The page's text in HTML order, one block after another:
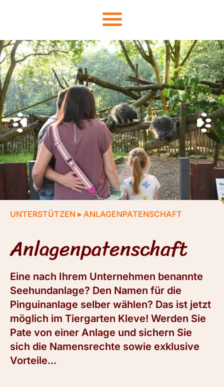
UNTERSTÜTZEN ▸ANLAGENPATENSCHAFT
Anlagenpatenschaft
Eine nach Ihrem Unternehmen benannte
Seehundanlage? Den Namen für die
Pinguinanlage selber wählen? Das ist jetzt
möglich im Tiergarten Kleve! Werden Sie
Pate von einer Anlage und sichern Sie
sich die Namensrechte sowie exklusive
Vorteile...